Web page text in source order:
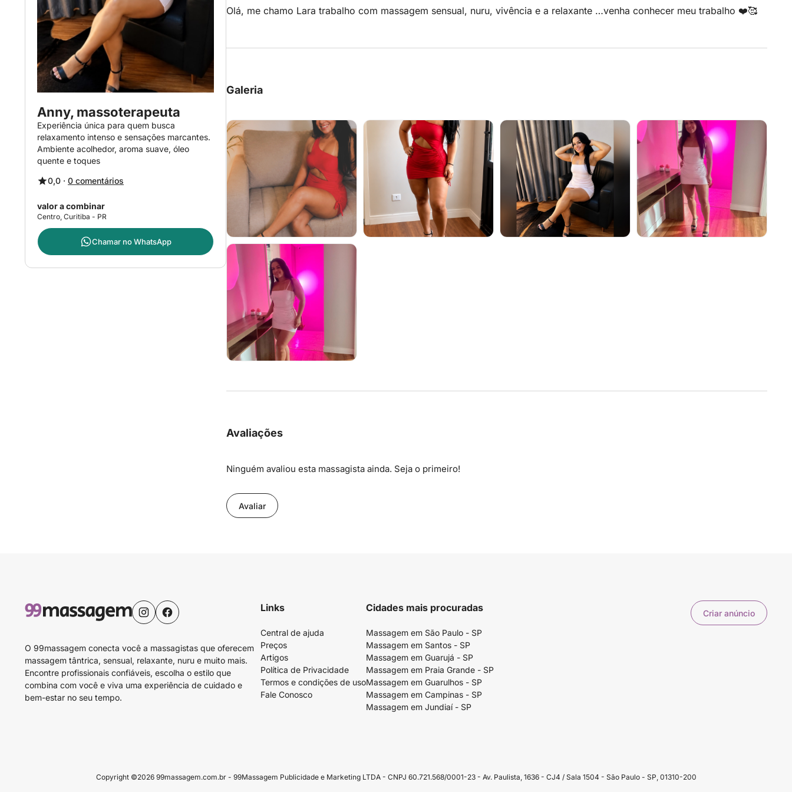
Anny, massoterapeuta
Experiência única para quem busca
relaxamento intenso e sensações marcantes.
Ambiente acolhedor, aroma suave, óleo
quente e toques
0,0 · 0 comentários
valor a combinar
Centro, Curitiba - PR
Chamar noWhatsApp
Olá, me chamo Lara trabalho com massagem sensual, nuru, vivência e a relaxante …venha conhecer meu trabalho ❤️🥰
Galeria
Avaliações
Ninguém avaliou esta massagista ainda. Seja o primeiro!
Avaliar
O 99massagem conecta você a massagistas que oferecem
massagem tântrica, sensual, relaxante, nuru e muito mais.
Encontre profissionais confiáveis, escolha o estilo que
combina com você e viva uma experiência de cuidado e
bem-estar no seu tempo.
Links
Central de ajuda
Preços
Artigos
Política de Privacidade
Termos e condições de uso
Fale Conosco
Cidades mais procuradas
Massagem em São Paulo - SP
Massagem em Santos - SP
Massagem em Guarujá - SP
Massagem em Praia Grande - SP
Massagem em Guarulhos - SP
Massagem em Campinas - SP
Massagem em Jundiaí - SP
Criar anúncio
Copyright ©2026 99massagem.com.br - 99Massagem Publicidade e Marketing LTDA - CNPJ 60.721.568/0001-23 - Av. Paulista, 1636 - CJ4 / Sala 1504 - São Paulo - SP, 01310-200